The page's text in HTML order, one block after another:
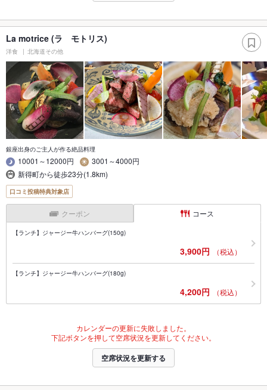
La motrice (ラ モトリス)
洋食 北海道その他
銀座出身のご主人が作る絶品料理
10001～12000円
3001～4000円
新得町から徒歩23分(1.8km)
口コミ投稿特典対象店
クーポン コース
【ランチ】ジャージー牛ハンバーグ(150g)
3,900円 （税込）
【ランチ】ジャージー牛ハンバーグ(180g)
4,200円 （税込）
カレンダーの更新に失敗しました。
下記ボタンを押して空席状況を更新してください。
空席状況を更新する